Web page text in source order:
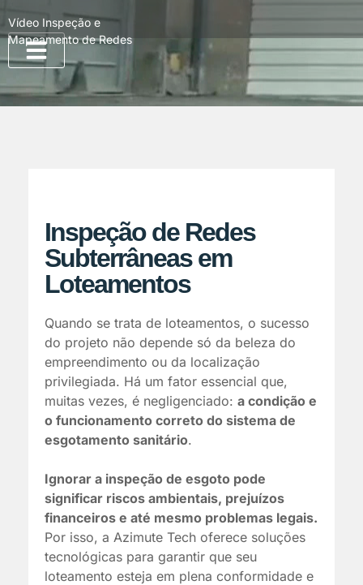
Vídeo Inspeção e
Mapeamento de Redes
Inspeção de Redes
Subterrâneas em
Loteamentos
Quando se trata de loteamentos, o sucesso
do projeto não depende só da beleza do
empreendimento ou da localização
privilegiada. Há um fator essencial que,
muitas vezes, é negligenciado: a condição e
o funcionamento correto do sistema de
esgotamento sanitário.
Ignorar a inspeção de esgoto pode
significar riscos ambientais, prejuízos
financeiros e até mesmo problemas legais.
Por isso, a Azimute Tech oferece soluções
tecnológicas para garantir que seu
loteamento esteja em plena conformidade e